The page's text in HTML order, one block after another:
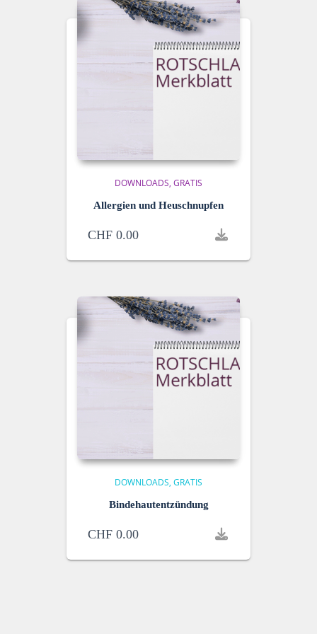
DOWNLOADS GRATIS
Allergien und Heuschnupfen
CHF 0.00
DOWNLOADS GRATIS
Bindehautentzündung
CHF 0.00